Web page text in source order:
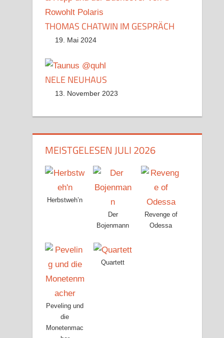
THOMAS CHATWIN IM GESPRÄCH
19. Mai 2024
NELE NEUHAUS
13. November 2023
MEISTGELESEN JULI 2026
Herbstweh’n
Der
Bojenmann
Revenge of
Odessa
Peveling und
die
Monetenmac
Quartett